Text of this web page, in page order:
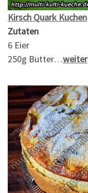
Kirsch Quark Kuchen
Zutaten
6 Eier
250g Butter…weiter